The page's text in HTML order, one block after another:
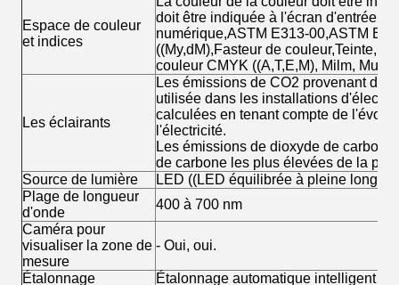
Espace de couleur
et indices
doit être indiquée à l'écran
numérique,ASTM E313-00,ASTM
((My,dM),Fasteur de couleur,Teinte,
couleur CMYK ((A,T,E,M), Milm,
Les éclairants
Les émissions de CO2 provenant de
utilisée dans les installations
calculées en tenant compte de
l'électricité.
Les émissions de dioxyde de
de carbone les plus élevées de la
Source de lumière
LED ((LED équilibrée à pleine
Plage de longueur
d'onde
400 à 700 nm
Caméra pour
visualiser la zone de
mesure
- Oui, oui.
Étalonnage
Étalonnage automatique intelligent